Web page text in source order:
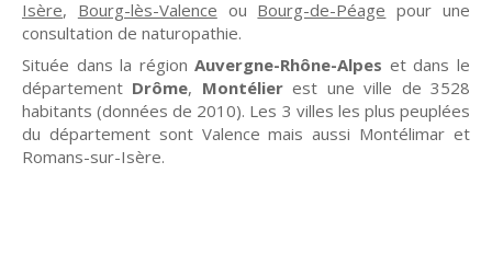
Isère, Bourg-lès-Valence ou Bourg-de-Péage pour une
consultation de naturopathie.
Située dans la régionAuvergne-Rhône-Alpes et dans le
département Drôme, Montélierest une ville de 3528
habitants (données de 2010). Les 3 villes les plus peuplées
du département sont Valence mais aussi Montélimar et
Romans-sur-Isère.